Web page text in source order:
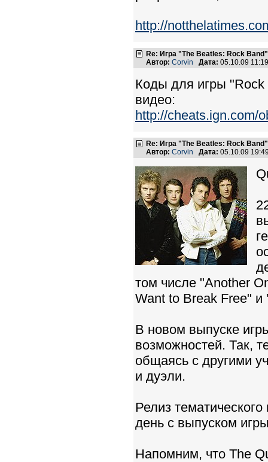
http://
Re: Игра "The Beatles: Rock Band"
Автор: Corvin Дата: 05.10.09
Коды для игры "Rock
видео:
http://cheats.ign.com/
Re: Игра "The Beatles: Rock Band"
Автор: Corvin Дата: 05.10.09
том числе "Another
Want to Break Free"
В новом выпуске
возможностей. Так,
общаясь с другими
и дуэли.
Релиз
день с выпуском
Напомним, что The